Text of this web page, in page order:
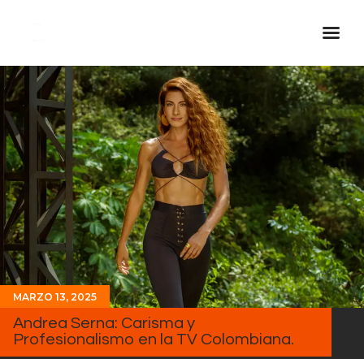
Inicio Real FM
Streaming
En Vivo
Descarga La APP
Programas
Noticias
Equipo
Sobre Nosotros
Contactos
MARZO 13, 2025
Andrea Serna: Carisma y
Profesionalismo en la TV Colombiana.